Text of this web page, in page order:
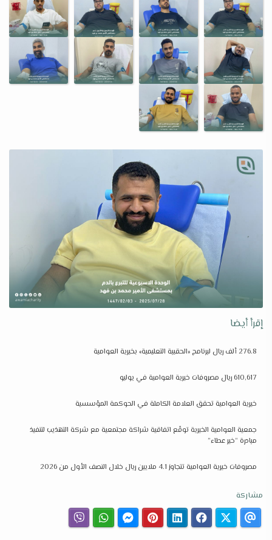
إقرأ أيضا
276.8 ألف ريال لبرنامج «الحقيبة التعليمية» بخيرية العوامية
610,617 ريال مصروفات خيرية العوامية في يوليو
خيرية العوامية تحقق العلامة الكاملة في الحوكمة المؤسسية
جمعية العوامية الخيرية توقّع اتفاقية شراكة مجتمعية مع شركة التهذيب لتنفيذ
مبادرة “خير عطاء”
مصروفات خيرية العوامية تتجاوز 4.1 ملايين ريال خلال النصف الأول من 2026
مشاركة